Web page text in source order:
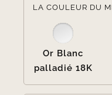
LA COULEUR DU
Or Blanc
palladié 18K